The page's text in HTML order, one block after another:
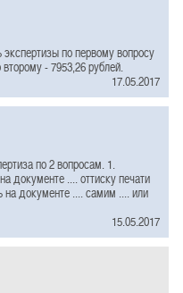
по первому вопросу
- 7953,26 рублей.
17.05.2017
по 2 вопросам. 1.
документе .... оттиску печати
документе .... самим .... или
15.05.2017